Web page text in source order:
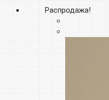
Распродажа!